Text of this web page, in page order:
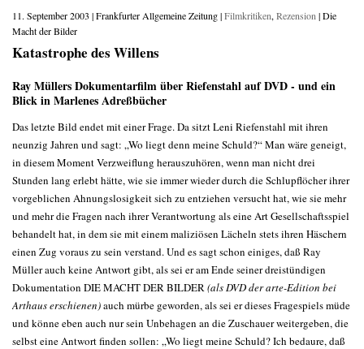
11. September 2003 | Frankfurter Allgemeine Zeitung |Filmkritiken, Rezension | Die
Macht der Bilder
Katastrophe des Willens
Ray Müllers Dokumentarfilm über Riefenstahl auf DVD - und ein
Blick in Marlenes Adreßbücher
Das letzte Bild endet mit einer Frage. Da sitzt Leni Riefenstahl mit ihren
neunzig Jahren und sagt: „Wo liegt denn meine Schuld?“ Man wäre geneigt,
in diesem Moment Verzweiflung herauszuhören, wenn man nicht drei
Stunden lang erlebt hätte, wie sie immer wieder durch die Schlupflöcher ihrer
vorgeblichen Ahnungslosigkeit sich zu entziehen versucht hat, wie sie mehr
und mehr die Fragen nach ihrer Verantwortung als eine Art Gesellschaftsspiel
behandelt hat, in dem sie mit einem maliziösen Lächeln stets ihren Häschern
einen Zug voraus zu sein verstand. Und es sagt schon einiges, daß Ray
Müller auch keine Antwort gibt, als sei er am Ende seiner dreistündigen
Dokumentation DIE MACHT DER BILDER(als DVD der arte-Edition bei
Arthaus erschienen)auch mürbe geworden, als sei er dieses Fragespiels müde
und könne eben auch nur sein Unbehagen an die Zuschauer weitergeben, die
selbst eine Antwort finden sollen: „Wo liegt meine Schuld? Ich bedaure, daß